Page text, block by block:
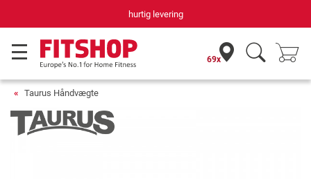
hurtig levering
69x
Taurus Håndvægte